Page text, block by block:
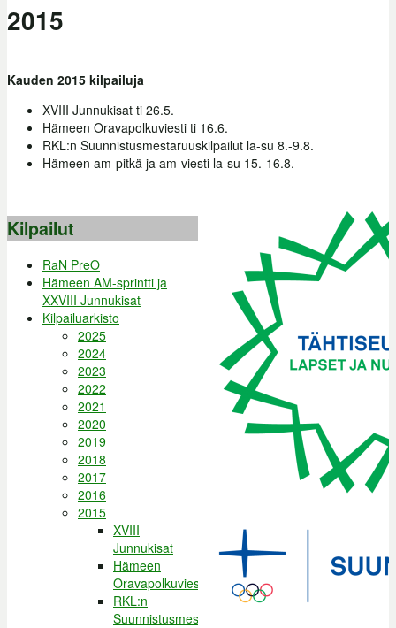
2015
Kauden 2015 kilpailuja
XVIII Junnukisat ti 26.5.
Hämeen Oravapolkuviesti ti 16.6.
RKL:n Suunnistusmestaruuskilpailut la-su 8.-9.8.
Hämeen am-pitkä ja am-viesti la-su 15.-16.8.
Kilpailut
RaN PreO
Hämeen AM-sprintti ja
XXVIII Junnukisat
Kilpailuarkisto
2025
2024
2023
2022
2021
2020
2019
2018
2017
2016
2015
XVIII
Junnukisat
Hämeen
Oravapolkuviesti
RKL:n
Suunnistusmestaruuskilpailut